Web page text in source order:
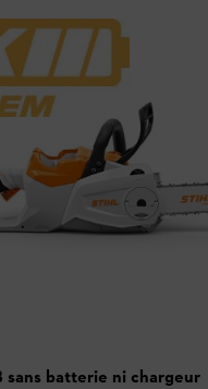
sans batterie ni chargeur